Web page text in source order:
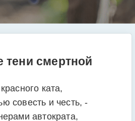
тени смертной
ката,
совесть и честь, -
автократа,